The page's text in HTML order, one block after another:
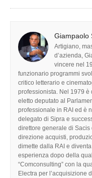
Giampaolo
Artigiano,
d’azienda,
vincere nel
funzionario programmi
critico letterario e
professionista. Nel 1979 è
eletto deputato al
professionale in RAI ed è
delegato di Sipra e
direttore generale di Sacis
direzione acquisti,
dimette dalla RAI e
esperienza dopo della
“Comconsulting” con la
Electra per l’acquisizione